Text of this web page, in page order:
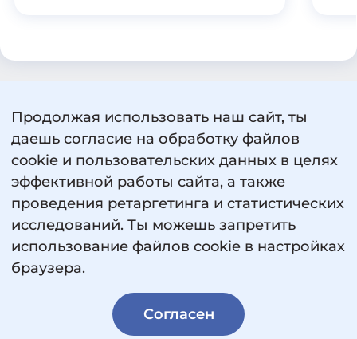
Продолжая использовать наш сайт, ты
даешь согласие на обработку файлов
cookie и пользовательских данных в целях
эффективной работы сайта, а также
проведения ретаргетинга и статистических
исследований. Ты можешь запретить
использование файлов cookie в настройках
браузера.
Согласен
© 2026 «Россия — страна возможностей».
Все права защищены
Пользовательское соглашение
Политика обработки персональных данных
Сведения об образовательной организации